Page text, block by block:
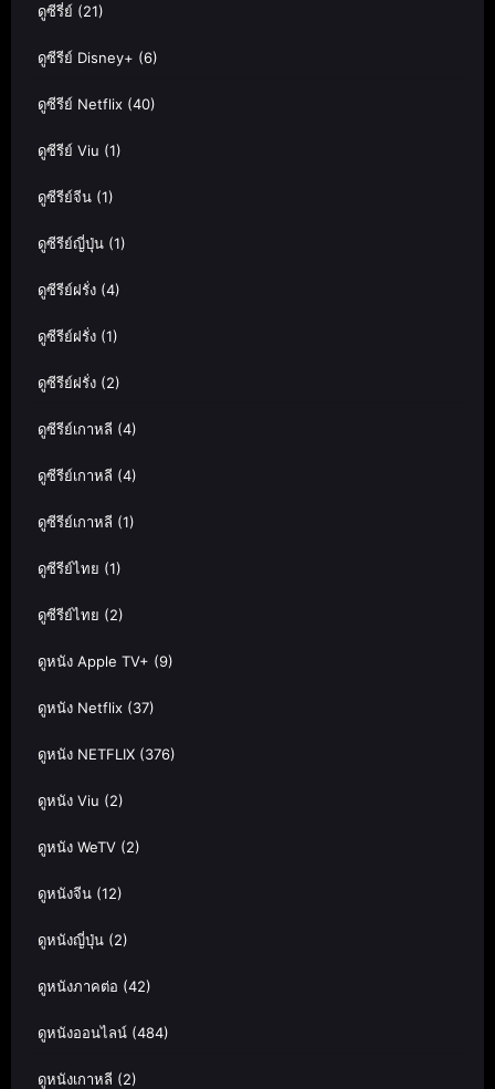
ดูซีรี่ย์ (21)
ดูซีรีย์ Disney+ (6)
ดูซีรีย์ Netflix (40)
ดูซีรีย์ Viu (1)
ดูซีรีย์จีน (1)
ดูซีรีย์ญี่ปุ่น (1)
ดูซีรีย์ฝรั่ง (4)
ดูซีรีย์ฝรั่ง (1)
ดูซีรีย์ฝรั่ง (2)
ดูซีรีย์เกาหลี (4)
ดูซีรีย์เกาหลี (4)
ดูซีรีย์เกาหลี (1)
ดูซีรีย์ไทย (1)
ดูซีรีย์ไทย (2)
ดูหนัง Apple TV+ (9)
ดูหนัง Netflix (37)
ดูหนัง NETFLIX (376)
ดูหนัง Viu (2)
ดูหนัง WeTV (2)
ดูหนังจีน (12)
ดูหนังญี่ปุ่น (2)
ดูหนังภาคต่อ (42)
ดูหนังออนไลน์ (484)
ดูหนังเกาหลี (2)